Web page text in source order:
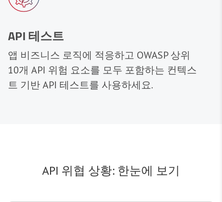
API 테스트
앱 비즈니스 로직에 적응하고 OWASP 상위
10개 API 위험 요소를 모두 포함하는 컨텍스
트 기반 API 테스트를 사용하세요.
API 위협 상황: 한눈에 보기